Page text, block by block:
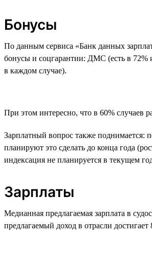
Бонусы
По данным сервиса «Банк данных
бонусы и соцгарантии: ДМС (есть в 72%
в каждом случае).
При этом интересно, что в 60% случаев
Зарплатный вопрос также поднимается:
планируют это сделать до конца года
индексация не планируется в текущем
Зарплаты
Медианная предлагаемая зарплата в
предлагаемый доход в отрасли